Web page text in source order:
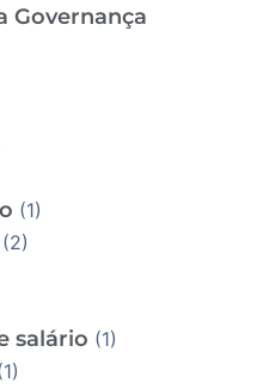
Governança
(1)
(2)
salário (1)